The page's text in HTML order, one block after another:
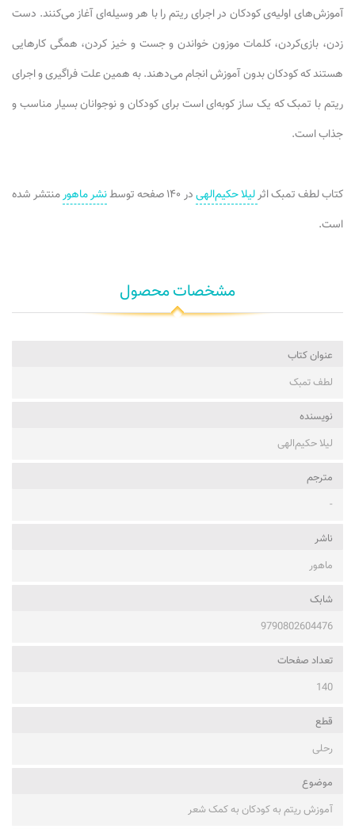
آموزش‌های اولیه‌ی کودکان در اجرای ریتم را با هر وسیله‌ای آغاز می‌کنند. دست
زدن، بازی‌کردن، کلمات موزون خواندن و جست و خیز کردن، همگی کارهایی
هستند که کودکان بدون آموزش انجام می‌دهند. به همین علت فراگیری و اجرای
ریتم با تمبک که یک ساز کوبه‌ای است برای کودکان و نوجوانان بسیار مناسب و
جذاب است.
کتاب لطف تمبک اثر لیلا حکیم‌الهیدر ۱۴۰ صفحه توسط نشر ماهورمنتشر شده
است.
مشخصات محصول
عنوان کتاب
لطف تمبک
نویسنده
لیلا حکیم‌الهی
مترجم
-
ناشر
ماهور
شابک
9790802604476
تعداد صفحات
140
قطع
رحلی
موضوع
آموزش ریتم به کودکان به کمک شعر